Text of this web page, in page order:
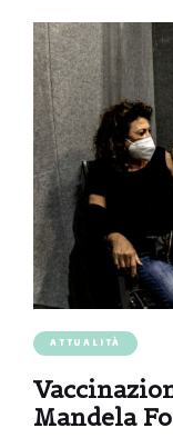
ATTUALITÀ
Mandela